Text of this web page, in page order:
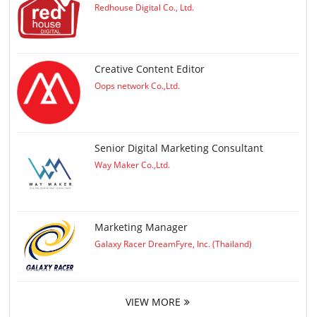
Redhouse Digital Co., Ltd.
Creative Content Editor
Oops network Co.,Ltd.
Senior Digital Marketing Consultant
Way Maker Co.,Ltd.
Marketing Manager
Galaxy Racer DreamFyre, Inc. (Thailand)
VIEW MORE